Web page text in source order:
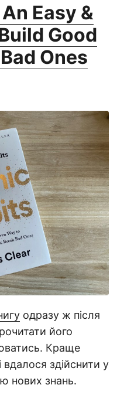
Easy &
Good
Ones
одразу ж після
його
Краще
вдалося здійснити у
нових знань.